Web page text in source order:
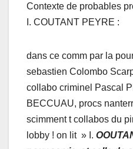
Contexte de probables
I. COUTANT PEYRE :
dans ce comm par la
sebastien Colombo
collabo criminel Pascal
BECCUAU, procs
scimment t collabos du
lobby ! on lit » I.